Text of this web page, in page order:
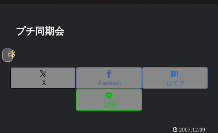
プチ同期会
日記
X Facebook はてブ
LINE
2007.12.09